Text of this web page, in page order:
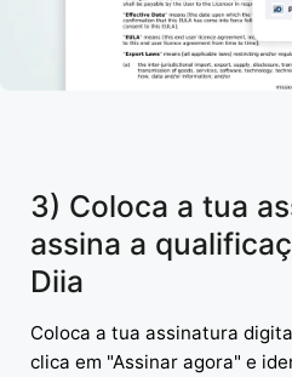
3) Coloca a tua
assina a
Diia
Coloca a tua assinatura
clica em "Assinar agora" e